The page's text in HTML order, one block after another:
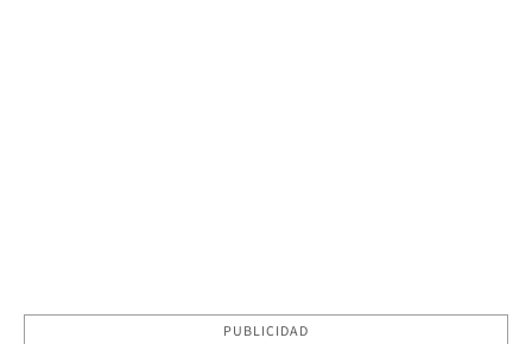
PUBLICIDAD